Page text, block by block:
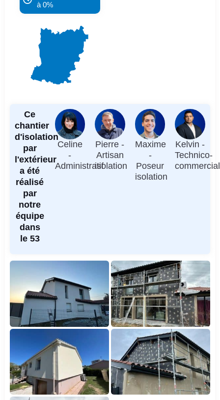
à 0%
Ce
chantier
d'isolation
par
l'extérieur
a été
réalisé
par
notre
équipe
dans
le 53
Celine
-
Administratif
Pierre -
Artisan
isolation
Maxime
-
Poseur
isolation
Kelvin -
Technico-
commercial